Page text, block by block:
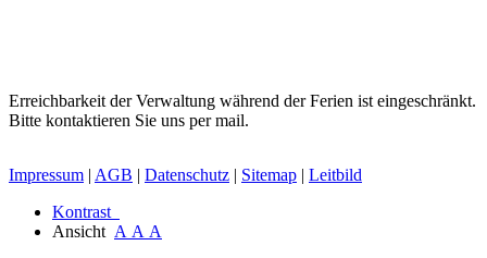
Erreichbarkeit der Verwaltung während der Ferien ist eingeschränkt.
Bitte kontaktieren Sie uns per mail.
Impressum | AGB | Datenschutz | Sitemap | Leitbild
Kontrast
Ansicht A A A